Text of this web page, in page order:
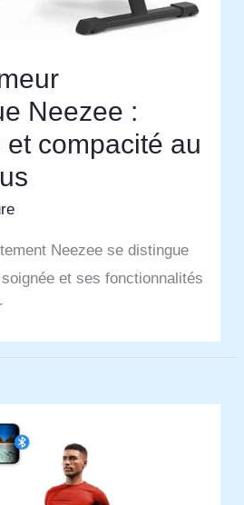
Neezee :
compacité au
Neezee se distingue
et ses fonctionnalités